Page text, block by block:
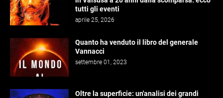
tutti gli eventi
aprile 25, 2026
Quanto ha venduto il libro del generale
Vannacci
settembre 01, 2023
Oltre la superficie: un'analisi dei grandi